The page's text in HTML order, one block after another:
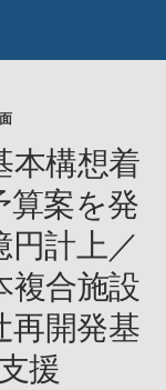
本構想着
算案を発
計上／
複合施設
再開発基
援